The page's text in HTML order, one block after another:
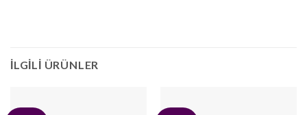
İLGILI ÜRÜNLER